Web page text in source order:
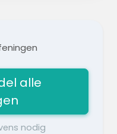
alle
nodig